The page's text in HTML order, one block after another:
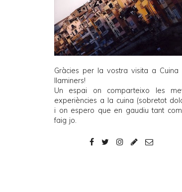
Gràcies per la vostra visita a Cuina
llaminers!
Un espai on comparteixo les
experiències a la cuina (sobretot
i on espero que en gaudiu tant
faig jo.